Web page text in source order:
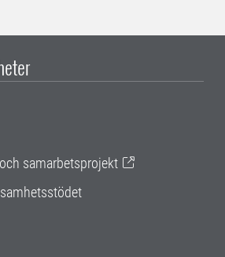
samarbetsprojekt